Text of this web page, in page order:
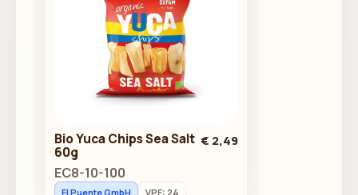
Bio Yuca Chips Sea Salt
60g
EC8-10-100
€ 2,49
El Puente GmbH VPE: 24